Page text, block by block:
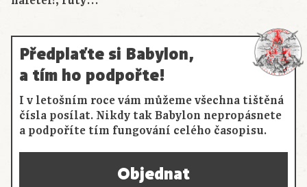
Předplaťte si Babylon,
a tím ho podpořte!
I v letošním roce vám můžeme všechna tištěná
čísla posílat. Nikdy tak Babylon nepropásnete
a podpoříte tím fungování celého časopisu.
Objednat